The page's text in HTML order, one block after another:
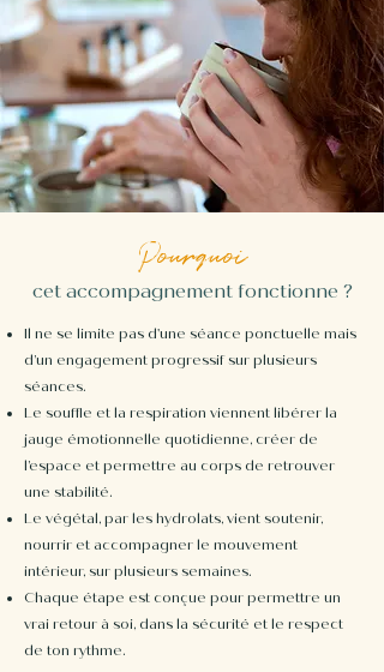
Pourquoi
cet accompagnement fonctionne ?
Il ne se limite pas d'une séance ponctuelle mais
d’un engagement progressif sur plusieurs
séances.
Le souffle et la respiration viennent libérer la
jauge émotionnelle quotidienne, créer de
l’espace et permettre au corps de retrouver
une stabilité.
Le végétal, par les hydrolats, vient soutenir,
nourrir et accompagner le mouvement
intérieur, sur plusieurs semaines.
Chaque étape est conçue pour permettre un
vrai retour à soi, dans la sécurité et le respect
de ton rythme.